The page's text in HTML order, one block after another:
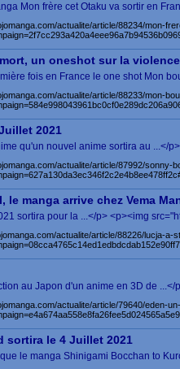
Mon frère cet Otaku va sortir en
actualite/article/88234/mon-
un oneshot sur la
fois en France le one shot Mon
actualite/article/88233/mon-
2021
qu'un nouvel anime sortira au ...</
actualite/article/87992/sonny-
manga arrive chez Vema
sortira pour la ...</p> <p><img
actualite/article/88226/lucja-
au Japon d'un anime en 3D de
actualite/article/79640/eden-
sortira le 4 Juillet 2021
le manga Shinigami Bocchan to